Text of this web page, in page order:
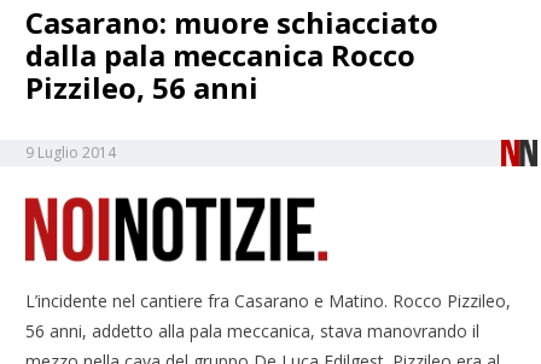
Casarano: muore schiacciato
dalla pala meccanica Rocco
Pizzileo, 56 anni
9 Luglio 2014
L’incidente nel cantiere fra Casarano e Matino. Rocco Pizzileo,
56 anni, addetto alla pala meccanica, stava manovrando il